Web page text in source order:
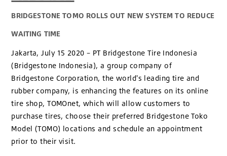
BRIDGESTONE TOMO ROLLS OUT NEW SYSTEM TO REDUCE
WAITING TIME
Jakarta, July 15 2020 – PT Bridgestone Tire Indonesia
(Bridgestone Indonesia), a group company of
Bridgestone Corporation, the world's leading tire and
rubber company, is enhancing the features on its online
tire shop, TOMOnet, which will allow customers to
purchase tires, choose their preferred Bridgestone Toko
Model (TOMO) locations and schedule an appointment
prior to their visit.